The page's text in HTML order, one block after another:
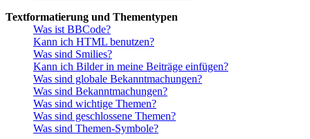
Textformatierung und Thementypen
Was ist BBCode?
Kann ich HTML benutzen?
Was sind Smilies?
Kann ich Bilder in meine Beiträge einfügen?
Was sind globale Bekanntmachungen?
Was sind Bekanntmachungen?
Was sind wichtige Themen?
Was sind geschlossene Themen?
Was sind Themen-Symbole?